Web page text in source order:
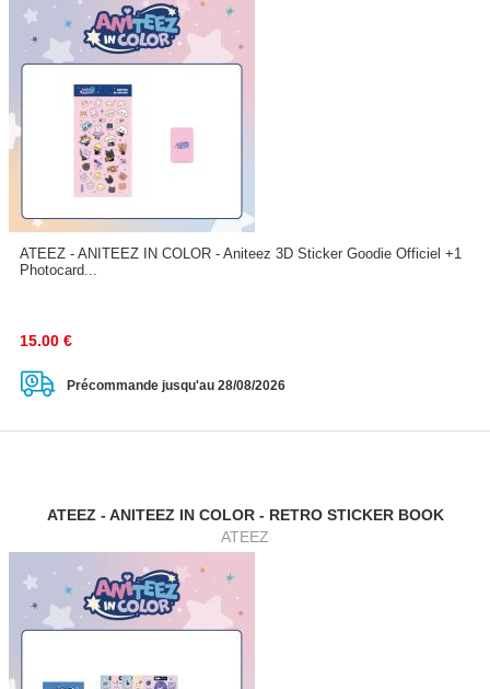
ATEEZ - ANITEEZ IN COLOR - Aniteez 3D Sticker Goodie Officiel +1
Photocard...
15.00 €
Précommande jusqu'au 28/08/2026
ATEEZ - ANITEEZ IN COLOR - RETRO STICKER BOOK
ATEEZ